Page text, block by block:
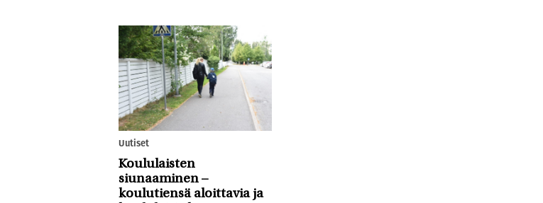
Uutiset
Koululaisten
siunaaminen –
koulutiensä aloittavia ja